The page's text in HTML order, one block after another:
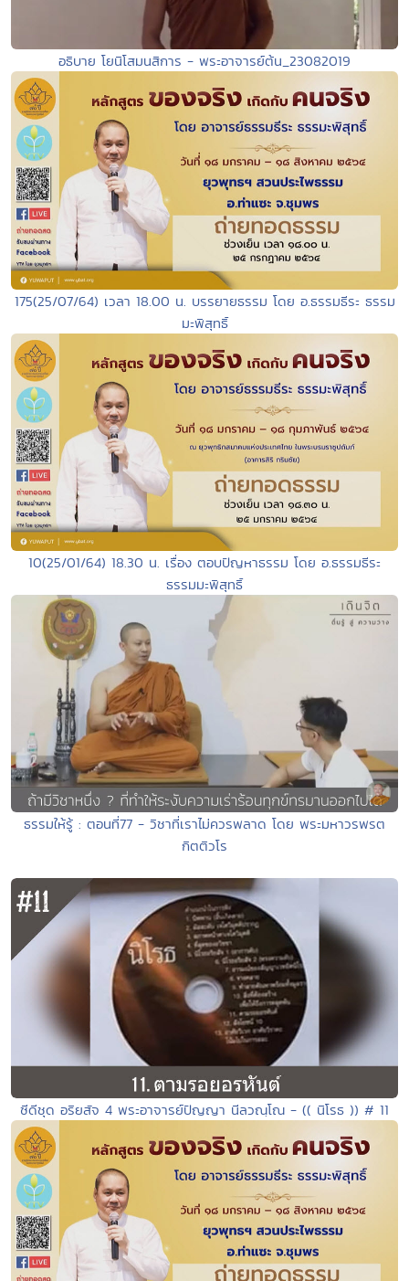
อธิบาย โยนิโสมนสิการ - พระอาจารย์ต้น_23082019
175(25/07/64) เวลา 18.00 น. บรรยายธรรม โดย อ.ธรรมธีระ ธรรม
มะพิสุทธิ์
10(25/01/64) 18.30 น. เรื่อง ตอบปัญหาธรรม โดย อ.ธรรมธีระ
ธรรมมะพิสุทธิ์
ธรรมให้รู้ : ตอนที่77 - วิชาที่เราไม่ควรพลาด โดย พระมหาวรพรต
กิตติวโร
ซีดีชุด อริยสัจ 4 พระอาจารย์ปัญญา นีลวณฺโณ - (( นิโรธ )) # 11